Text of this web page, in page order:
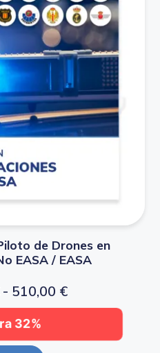
de Drones en
EASA / EASA
- 510,00 €
32%